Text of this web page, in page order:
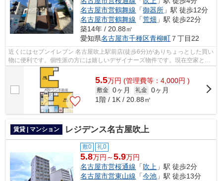
名古屋市営鶴舞線 「御器所 」駅 徒歩12分
名古屋市営鶴舞線 「荒畑 」駅 徒歩22分
築14年 / 20.88㎡
愛知県名古屋市千種区青柳町 ７丁目22
近くにはセブンイレブン 名古屋吹上駅前店(徒歩6分)がありちょっとした買い
物に便利です。個性派の方には嬉しいデザイナーズ物件です。現在空家とな
っておりますので、お早めのご入居...
5.5万円 (管理費等：4,000円 )
敷金 0ヶ月 礼金 0ヶ月
1階 / 1K / 20.88㎡
賃貸 | マンション レジデンス名古屋吹上
敷0 礼0
5.8万円～5.9万円
名古屋市営桜通線 「吹上 」駅 徒歩2分
名古屋市営東山線 「今池 」駅 徒歩13分